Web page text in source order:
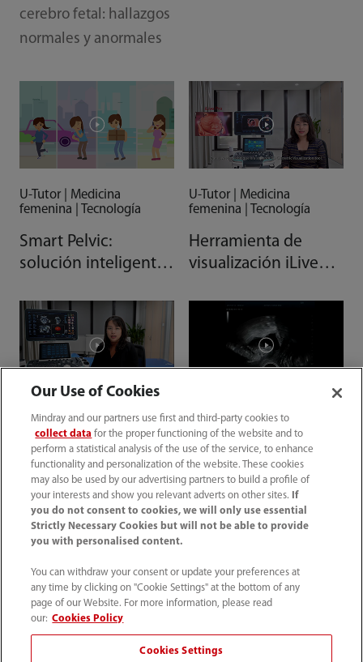
cerebro fetal: hallazgos
normales y anormales
U-Tutor | Medicina
femenina | Tecnología
Smart Pelvic:
solución inteligente
Mindray
U-Tutor | Medicina
femenina | Tecnología
Herramienta de
visualización iLive
múltiple para un
escenario más
realista
U-Tutor | Medicina
femenina | Tecnología
Volumen
intracraneal
inteligente:
reconoce y calcula
automáticamente el
volumen intracraneal
fetal
Demostración del producto
| Medicina femenina
Medición 2D
automática del
compartimento
pélvico
Ver más
Our Use of Cookies
Mindray and our partners use first and third-party cookies to
collect data for the proper functioning of the website and to
perform a statistical analysis of the use of the service, to enhance
functionality and personalization of the website. These cookies
may also be used by our advertising partners to build a profile of
your interests and show you relevant adverts on other sites.
If
you do not consent to cookies, we will only use essential
Strictly Necessary Cookies but will not be able to provide
you with personalised content.
You can withdraw your consent or update your preferences at
any time by clicking on "Cookie Settings" at the bottom of any
page of our Website. For more information, please read
our: Cookies Policy
Cookies Settings